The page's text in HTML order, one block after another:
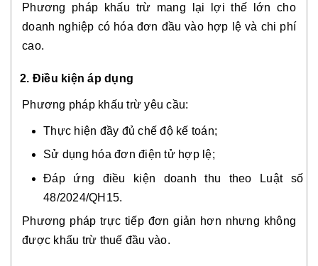
Phương pháp khấu trừ mang lại lợi thế lớn cho
doanh nghiệp có hóa đơn đầu vào hợp lệ và chi phí
cao.
2. Điều kiện áp dụng
Phương pháp khấu trừ yêu cầu:
Thực hiện đầy đủ chế độ kế toán;
Sử dụng hóa đơn điện tử hợp lệ;
Đáp ứng điều kiện doanh thu theo Luật số
48/2024/QH15.
Phương pháp trực tiếp đơn giản hơn nhưng không
được khấu trừ thuế đầu vào.